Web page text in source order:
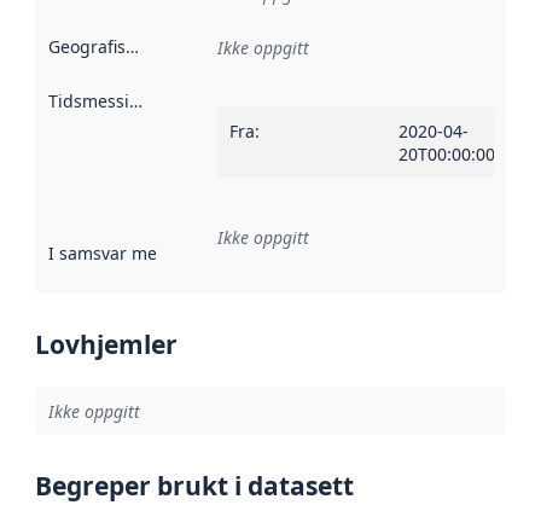
Geografisk avgrensning :
Ikke oppgitt
Tidsmessig avgrensning
Fra:
2020-04-
20T00:00:00Z
I samsvar med Referanse til en implementasjonsregel
Ikke oppgitt
Lovhjemler
Ikke oppgitt
Begreper brukt i datasett